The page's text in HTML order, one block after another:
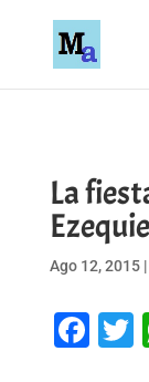
La
Ago 12, 2015|